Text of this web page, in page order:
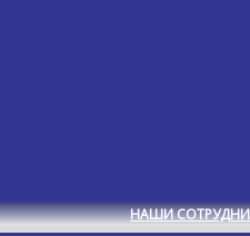
НАШИ